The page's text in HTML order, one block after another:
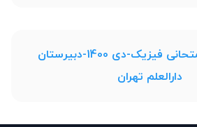
نمونه سوال امتحانی فیزیک-دی 1400-دبیرستان
دارالعلم تهران